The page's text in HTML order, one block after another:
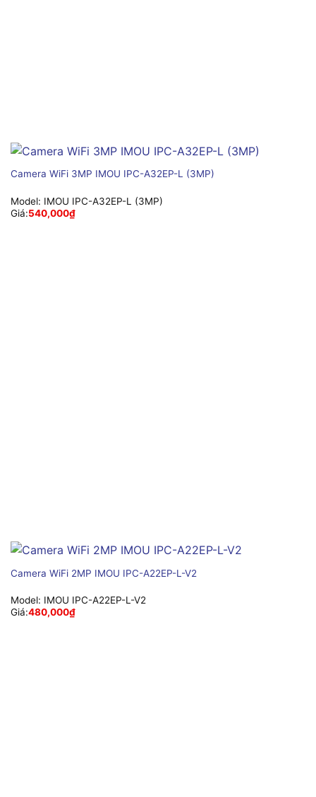
Camera WiFi 3MP IMOU IPC-A32EP-L (3MP)
Model: IMOU IPC-A32EP-L (3MP)
Giá:540,000₫
Camera WiFi 2MP IMOU IPC-A22EP-L-V2
Model: IMOU IPC-A22EP-L-V2
Giá:480,000₫